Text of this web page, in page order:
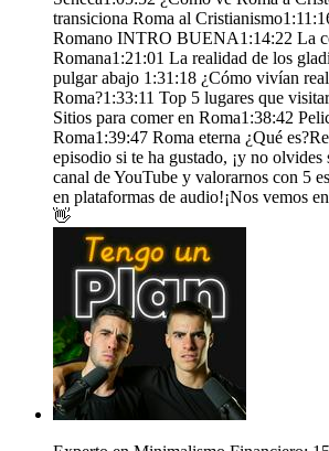
transiciona Roma al
Romano INTRO BUENA1:14:22 La
Romana1:21:01 La realidad de los
pulgar abajo 1:31:18 ¿Cómo vivían
Roma?1:33:11 Top 5 lugares que
Sitios para comer en Roma1:38:42
Roma1:39:47 Roma eterna ¿Qué
episodio si te ha gustado, ¡y no olvides
canal de YouTube y valorarnos con 5
en plataformas de audio!¡Nos vemos
👋